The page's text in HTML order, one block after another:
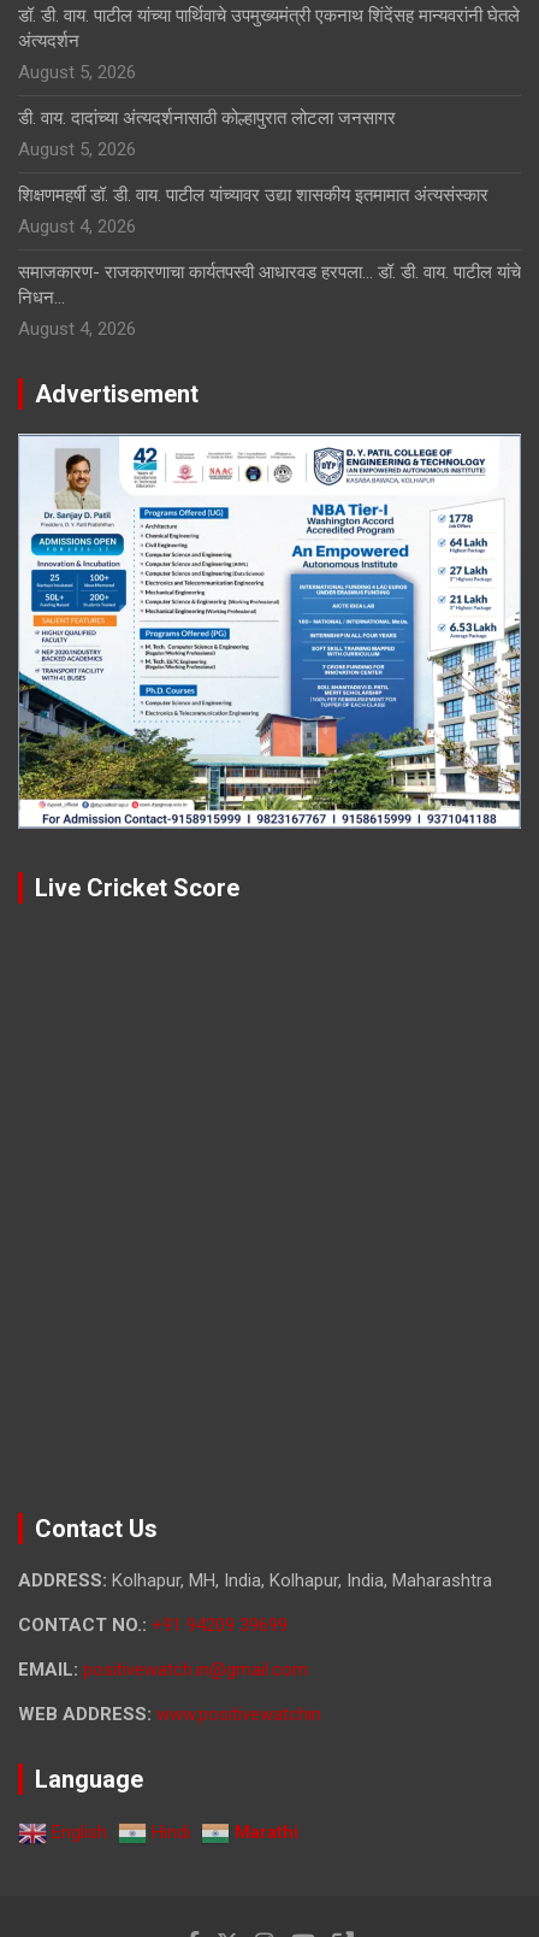
डॉ. डी. वाय. पाटील यांच्या पार्थिवाचे उपमुख्यमंत्री एकनाथ शिंदेंसह मान्यवरांनी घेतले
अंत्यदर्शन
August 5, 2026
डी. वाय. दादांच्या अंत्यदर्शनासाठी कोल्हापुरात लोटला जनसागर
August 5, 2026
शिक्षणमहर्षी डॉ. डी. वाय. पाटील यांच्यावर उद्या शासकीय इतमामात अंत्यसंस्कार
August 4, 2026
समाजकारण- राजकारणाचा कार्यतपस्वी आधारवड हरपला… डॉ. डी. वाय. पाटील यांचे
निधन…
August 4, 2026
Advertisement
Live Cricket Score
Contact Us
ADDRESS: Kolhapur, MH, India, Kolhapur, India, Maharashtra
CONTACT NO.: +91 94209 39699
EMAIL: positivewatch.in@gmail.com
WEB ADDRESS: www.positivewatchin
Language
English Hindi Marathi